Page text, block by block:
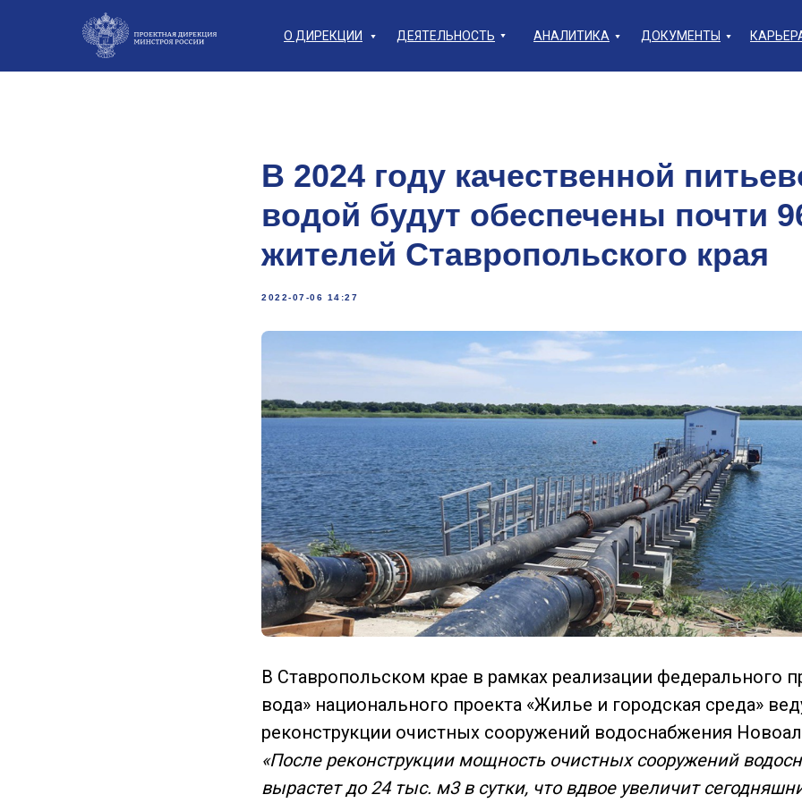
О ДИРЕКЦИИ ДЕЯТЕЛЬНОСТЬ АНАЛИТИКА ДОКУМЕНТЫ
В 2024 году качественной
водой будут обеспечены почти
жителей Ставропольского края
2022-07-06 14:27
В Ставропольском крае в рамках реализации федерального
вода» национального проекта «Жилье и городская среда»
реконструкции очистных сооружений водоснабжения
«После реконструкции мощность очистных сооружений
вырастет до 24 тыс. м3 в сутки, что вдвое увеличит